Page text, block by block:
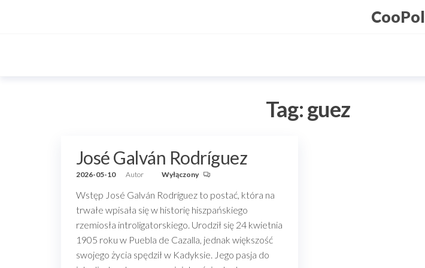
CooPol
Tag:guez
José Galván Rodríguez
2026-05-10 Autor Wyłączony
Wstęp José Galván Rodríguez to postać, która na
trwałe wpisała się w historię hiszpańskiego
rzemiosła introligatorskiego. Urodził się 24 kwietnia
1905 roku w Puebla de Cazalla, jednak większość
swojego życia spędził w Kadyksie. Jego pasja do